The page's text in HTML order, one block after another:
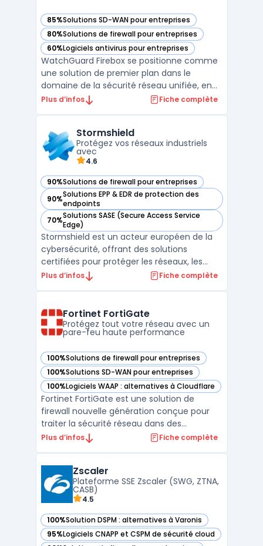
85%Solutions SD-WAN pour entreprises
— voir WatchGuard Firebox dans cette catégorie
80%Solutions de firewall pour entreprises
— voir WatchGuard Firebox dans cette catégorie
60%Logiciels antivirus pour entreprises
— voir WatchGuard Firebox dans cette catégorie
WatchGuard Firebox se positionne comme
une solution de premier plan dans le
domaine de la sécurité réseau unifiée, en
offrant une gamme complète de
numériques en constante évolution. Cette
plateforme intègre une gestion réseau
centrali ...
Plus d’infos Fiche complète
Stormshield
Protégez vos réseaux industriels
avec
4.6
90%Solutions de firewall pour entreprises
— voir Stormshield dans cette catégorie
90%Solutions EPP & EDR de protection des
endpoints
— voir Stormshield dans cette catégorie
70%Solutions SASE (Secure Access Service
Edge)
— voir Stormshield dans cette catégorie
Stormshield est un acteur européen de la
cybersécurité, offrant des solutions
certifiées pour protéger les réseaux, les
postes de travail et les environnements
Stormshield garantit une protection
avancée adaptée aux bes ...
Plus d’infos Fiche complète
Fortinet FortiGate
Protégez tout votre réseau avec un
pare-feu haute performance
100%Solutions de firewall pour entreprises
— voir Fortinet FortiGate dans cette catégorie
100%Solutions SD-WAN pour entreprises
— voir Fortinet FortiGate dans cette catégorie
100%Logiciels WAAP : alternatives à Cloudflare
— voir Fortinet FortiGate dans cette catégorie
Fortinet FortiGate est une solution de
firewall nouvelle génération conçue pour
traiter la sécurité réseau dans des
environnements où la performance et
un important volume de trafic, tout en
assurant une visibilité ...
Plus d’infos Fiche complète
Zscaler
Plateforme SSE Zscaler (SWG, ZTNA,
CASB)
4.5
100%Solution DSPM : alternatives à Varonis
— voir Zscaler dans cette catégorie
95%Logiciels CNAPP et CSPM de sécurité cloud
— voir Zscaler dans cette catégorie